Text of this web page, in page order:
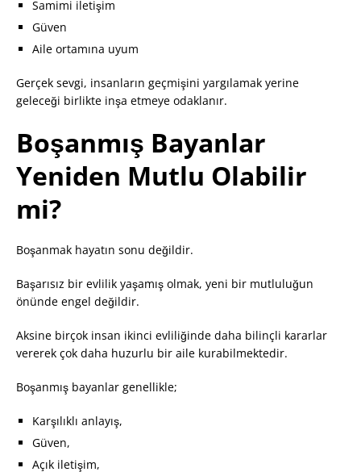
Samimi iletişim
Güven
Aile ortamına uyum
Gerçek sevgi, insanların geçmişini yargılamak yerine
geleceği birlikte inşa etmeye odaklanır.
Boşanmış Bayanlar
Yeniden Mutlu Olabilir
mi?
Boşanmak hayatın sonu değildir.
Başarısız bir evlilik yaşamış olmak, yeni bir mutluluğun
önünde engel değildir.
Aksine birçok insan ikinci evliliğinde daha bilinçli kararlar
vererek çok daha huzurlu bir aile kurabilmektedir.
Boşanmış bayanlar genellikle;
Karşılıklı anlayış,
Güven,
Açık iletişim,